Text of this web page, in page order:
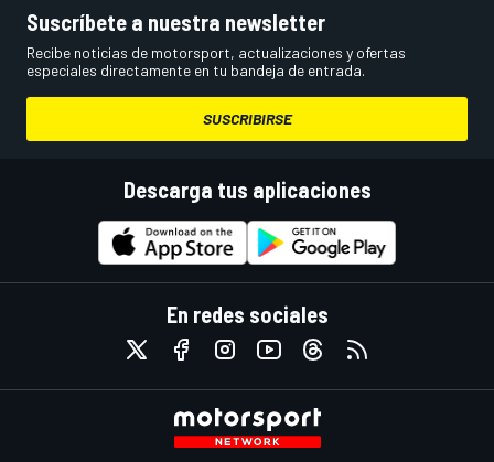
Suscríbete a nuestra newsletter
Recibe noticias de motorsport, actualizaciones y ofertas
especiales directamente en tu bandeja de entrada.
SUSCRIBIRSE
Descarga tus aplicaciones
En redes sociales